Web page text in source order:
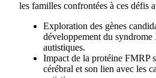
les familles confrontées à ces défis
Exploration des gènes
développement du
autistiques.
Impact de la protéine FMRP
cérébral et son lien avec les